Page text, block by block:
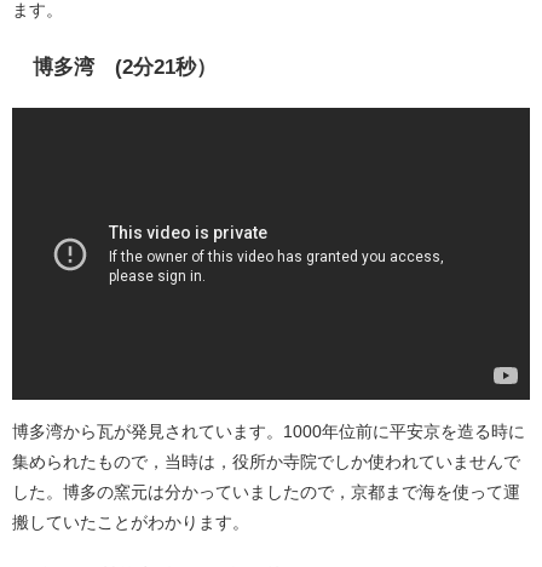
ます。
博多湾 (2分21秒）
博多湾から瓦が発見されています。1000年位前に平安京を造る時に
集められたもので，当時は，役所か寺院でしか使われていませんで
した。博多の窯元は分かっていましたので，京都まで海を使って運
搬していたことがわかります。